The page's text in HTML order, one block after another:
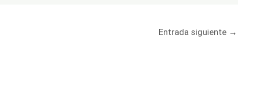
Entrada siguiente →